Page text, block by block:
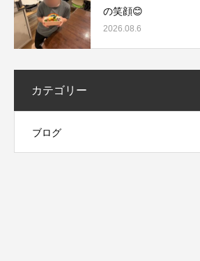
の笑顔😊
2026.08.6
カテゴリー
ブログ